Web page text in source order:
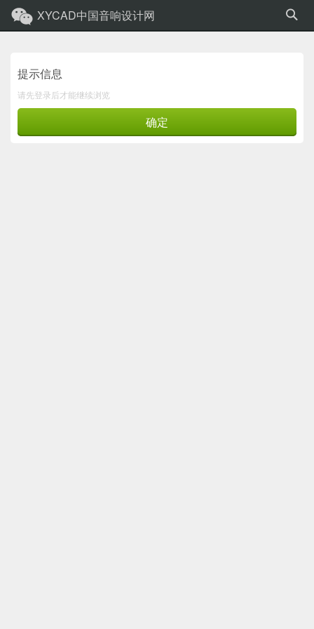
XYCAD中国音响设计网
提示信息
请先登录后才能继续浏览
确定